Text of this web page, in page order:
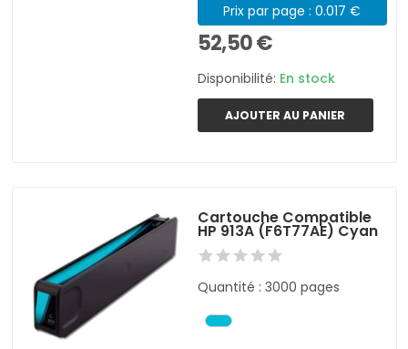
Prix par page : 0.017 €
52,50 €
Disponibilité: En stock
AJOUTER AU PANIER
Cartouche Compatible
HP 913A (F6T77AE) Cyan
Quantité : 3000 pages